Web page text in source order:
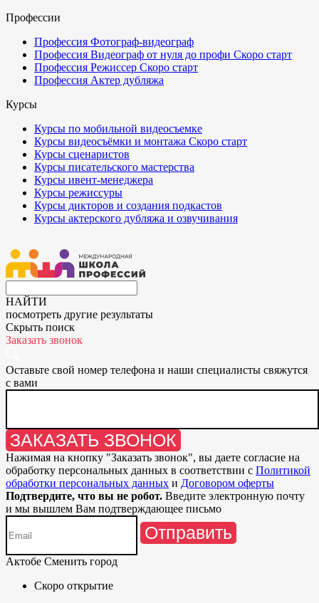
Профессии
Профессия Фотограф-видеограф
Профессия Видеограф от нуля до профи Скоро старт
Профессия Режиссер Скоро старт
Профессия Актер дубляжа
Курсы
Курсы по мобильной видеосъемке
Курсы видеосъёмки и монтажа Скоро старт
Курсы сценаристов
Курсы писательского мастерства
Курсы ивент-менеджера
Курсы режиссуры
Курсы дикторов и создания подкастов
Курсы актерского дубляжа и озвучивания
НАЙТИ
посмотреть другие результаты
Скрыть поиск
Заказать звонок
Оставьте свой номер телефона и наши специалисты свяжутся
с вами
ЗАКАЗАТЬ ЗВОНОК
Нажимая на кнопку "Заказать звонок", вы даете согласие на
обработку персональных данных в соответствии с Политикой
обработки персональных данных и Договором оферты
Подтвердите, что вы не робот. Введите электронную почту
и мы вышлем Вам подтверждающее письмо
Отправить
Актобе Сменить город
Скоро открытие